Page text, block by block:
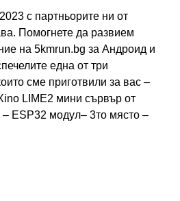
с партньорите ни от
Помогнете да развием
на 5kmrun.bg за Андроид и
една от три
сме приготвили за вас –
LIME2 мини сървър от
ESP32 модул– 3то място –